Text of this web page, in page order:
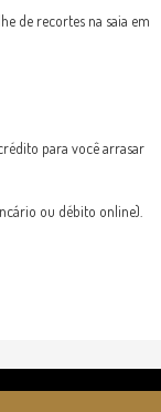
de recortes na saia em
para você arrasar
ou débito online).